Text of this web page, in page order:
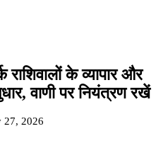
के व्यापार और
वाणी पर नियंत्रण रखें
27, 2026